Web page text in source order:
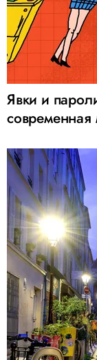
Явки и